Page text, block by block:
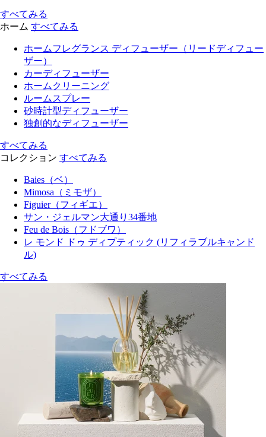
すべてみる
ホーム すべてみる
ホームフレグランス ディフューザー（リードディフュー
ザー）
カーディフューザー
ホームクリーニング
ルームスプレー
砂時計型ディフューザー
独創的なディフューザー
すべてみる
コレクション すべてみる
Baies（ベ）
Mimosa（ミモザ）
Figuier（フィギエ）
サン・ジェルマン大通り34番地
Feu de Bois（フドブワ）
レ モンド ドゥ ディプティック (リフィラブルキャンド
ル)
すべてみる